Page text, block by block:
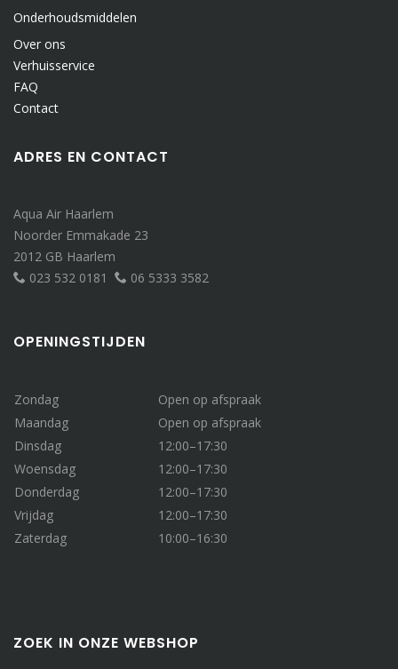
Onderhoudsmiddelen
Over ons
Verhuisservice
FAQ
Contact
ADRES EN CONTACT
Aqua Air Haarlem
Noorder Emmakade 23
2012 GB Haarlem
023 532 0181
06 5333 3582
OPENINGSTIJDEN
Zondag
Open op afspraak
Maandag
Open op afspraak
Dinsdag
12:00–17:30
Woensdag
12:00–17:30
Donderdag
12:00–17:30
Vrijdag
12:00–17:30
Zaterdag
10:00–16:30
ZOEK IN ONZE WEBSHOP